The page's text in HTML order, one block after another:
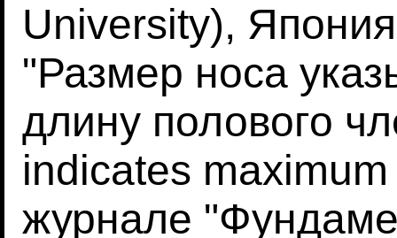
University),
"Размер носа
длину полового
indicates
журнале